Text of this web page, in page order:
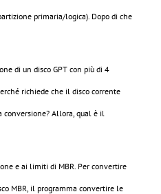
primaria/logica). Dopo di che
di un disco GPT con più di 4
richiede che il disco corrente
conversione? Allora, qual è il
e ai limiti di MBR. Per convertire
MBR, il programma convertire le